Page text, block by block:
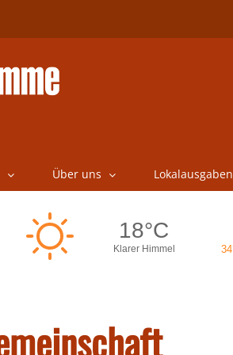
Über uns Lokalausgaben